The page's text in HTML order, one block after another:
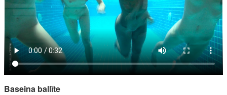
Baseina ballīte